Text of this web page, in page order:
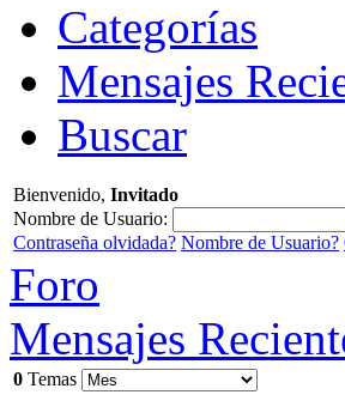
Categorías
Mensajes
Buscar
Bienvenido, Invitado
Nombre de Usuario:
Contraseña olvidada? Nombre de Usuario?
Foro
Mensajes
0 Temas